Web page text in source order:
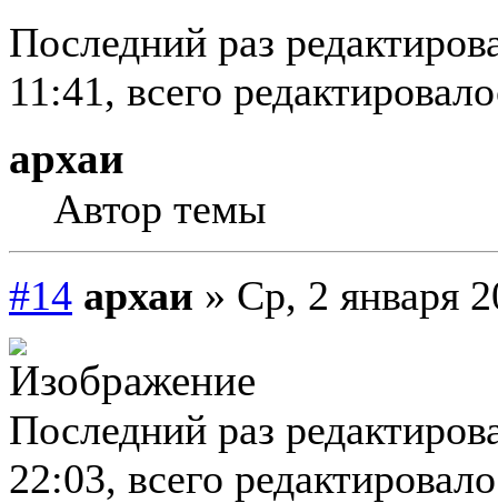
Последний раз
11:41, всего
архаи
Автор темы
#14 архаи » Ср, 2 января
Последний раз
22:03, всего